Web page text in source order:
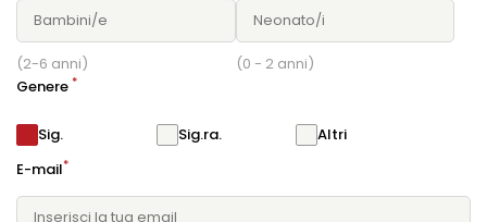
(2-6 anni)
(0 - 2 anni)
Genere *
Sig. Sig.ra.
Altri
E-mail*